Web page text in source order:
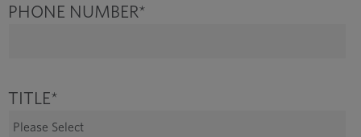
PHONE NUMBER*
TITLE*